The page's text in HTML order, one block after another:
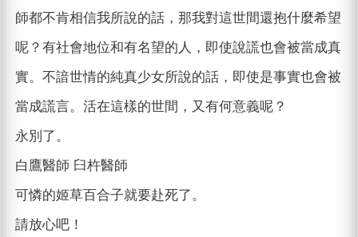
師都不肯相信我所說的話，那我對這世間還抱什麼希望
呢？有社會地位和有名望的人，即使說謊也會被當成真
實。不諳世情的純真少女所說的話，即使是事實也會被
當成謊言。活在這樣的世間，又有何意義呢？
永別了。
白鷹醫師 臼杵醫師
可憐的姬草百合子就要赴死了。
請放心吧！